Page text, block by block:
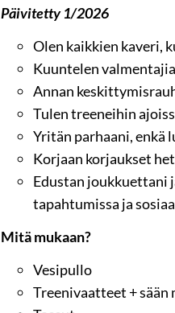
Päivitetty 1/2026
Olen kaikkien kaveri,
Kuuntelen
Annan
Tulen treeneihin
Yritän parhaani, enkä
Korjaan korjaukset
Edustan joukkuettani
tapahtumissa ja
Mitä mukaan?
Vesipullo
Treenivaatteet + sään